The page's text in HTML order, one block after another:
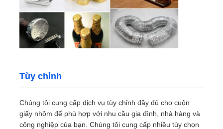
Tùy chỉnh
Chúng tôi cung cấp dịch vụ tùy chỉnh đầy đủ cho cuộn
giấy nhôm để phù hợp với nhu cầu gia đình, nhà hàng và
công nghiệp của bạn. Chúng tôi cung cấp nhiều tùy chọn